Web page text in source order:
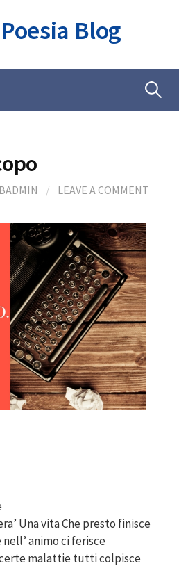
Blog
Ricerca
/ LEAVE A COMMENT
Una vita Che presto finisce
nell’ animo ci ferisce
certe malattie tutti colpisce